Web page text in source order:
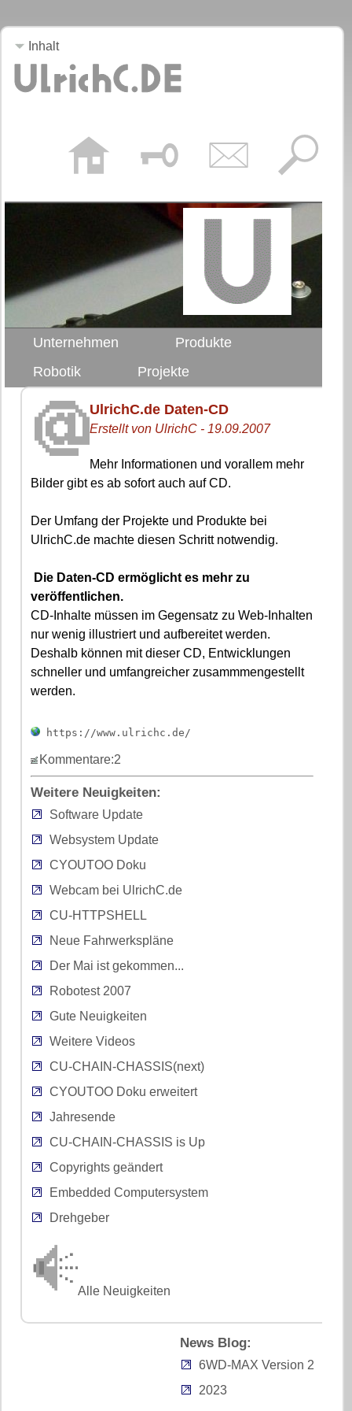
Inhalt
Unternehmen
Produkte
Robotik
Projekte
UlrichC.de Daten-CD
Erstellt von UlrichC - 19.09.2007
Mehr Informationen und vorallem mehr
Bilder gibt es ab sofort auch auf CD.
Der Umfang der Projekte und Produkte bei
UlrichC.de machte diesen Schritt notwendig.
Die Daten-CD ermöglicht es mehr zu
veröffentlichen.
CD-Inhalte müssen im Gegensatz zu Web-Inhalten
nur wenig illustriert und aufbereitet werden.
Deshalb können mit dieser CD, Entwicklungen
schneller und umfangreicher zusammmengestellt
werden.
https://www.ulrichc.de/
Kommentare:2
Weitere Neuigkeiten:
Software Update
Websystem Update
CYOUTOO Doku
Webcam bei UlrichC.de
CU-HTTPSHELL
Neue Fahrwerkspläne
Der Mai ist gekommen...
Robotest 2007
Gute Neuigkeiten
Weitere Videos
CU-CHAIN-CHASSIS(next)
CYOUTOO Doku erweitert
Jahresende
CU-CHAIN-CHASSIS is Up
Copyrights geändert
Embedded Computersystem
Drehgeber
Alle Neuigkeiten
News Blog:
6WD-MAX Version 2
2023